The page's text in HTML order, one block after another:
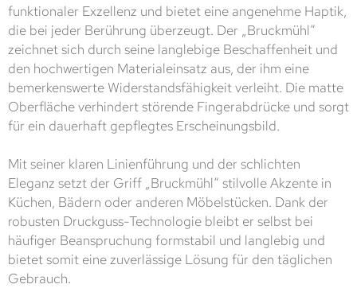
funktionaler Exzellenz und bietet eine angenehme Haptik,
die bei jeder Berührung überzeugt. Der „Bruckmühl“
zeichnet sich durch seine langlebige Beschaffenheit und
den hochwertigen Materialeinsatz aus, der ihm eine
bemerkenswerte Widerstandsfähigkeit verleiht. Die matte
Oberfläche verhindert störende Fingerabdrücke und sorgt
für ein dauerhaft gepflegtes Erscheinungsbild.
Mit seiner klaren Linienführung und der schlichten
Eleganz setzt der Griff „Bruckmühl“ stilvolle Akzente in
Küchen, Bädern oder anderen Möbelstücken. Dank der
robusten Druckguss-Technologie bleibt er selbst bei
häufiger Beanspruchung formstabil und langlebig und
bietet somit eine zuverlässige Lösung für den täglichen
Gebrauch.